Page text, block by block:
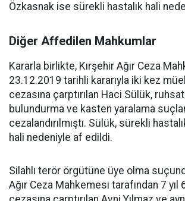
Özkasnak ise sürekli hastalık hali
Diğer Affedilen Mahkumlar
Kararla birlikte, Kırşehir Ağır Ceza
23.12.2019 tarihli kararıyla iki kez
cezasına çarptırılan Haci Sülük,
bulundurma ve kasten yaralama
cezalandırılmıştı. Sülük, sürekli
hali nedeniyle af edildi.
Silahlı terör örgütüne üye olma
Ağır Ceza Mahkemesi tarafından 7 yıl